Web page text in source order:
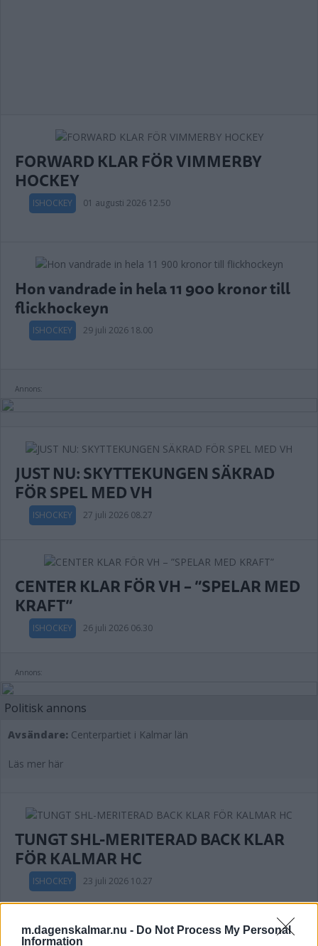
m.dagenskalmar.nu - Do Not Process My Personal
Information
FORWARD KLAR FÖR VIMMERBY
HOCKEY
ISHOCKEY 01 augusti 2026 12.50
Hon vandrade in hela 11 900 kronor till
flickhockeyn
ISHOCKEY 29 juli 2026 18.00
Annons:
JUST NU: SKYTTEKUNGEN SÄKRAD
FÖR SPEL MED VH
ISHOCKEY 27 juli 2026 08.27
CENTER KLAR FÖR VH – ”SPELAR MED
KRAFT”
ISHOCKEY 26 juli 2026 06.30
Annons:
Politisk annons
Avsändare: Centerpartiet i Kalmar län
Läs mer här
TUNGT SHL-MERITERAD BACK KLAR
FÖR KALMAR HC
ISHOCKEY 23 juli 2026 10.27